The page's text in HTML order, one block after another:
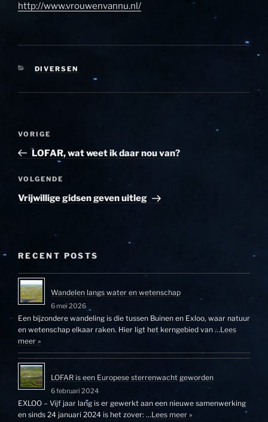
http://www.vrouwenvannu.nl/
CATEGORIEËN
DIVERSEN
Vorig
bericht
VORIGE
LOFAR, wat weet ik daar nou van?
Volgend
bericht
VOLGENDE
Vrijwillige gidsen geven uitleg
RECENT POSTS
Wandelen langs water en wetenschap
6 mei 2026
Een bijzondere wandeling is die tussen Buinen en Exloo, waar natuur
en wetenschap elkaar raken. Hier ligt het kerngebied van …Lees
meer »
LOFAR is een Europese sterrenwacht geworden
6 februari 2024
EXLOO – Vijf jaar lang is er gewerkt aan een nieuwe samenwerking
en sinds 24 januari 2024 is het zover: …Lees meer »